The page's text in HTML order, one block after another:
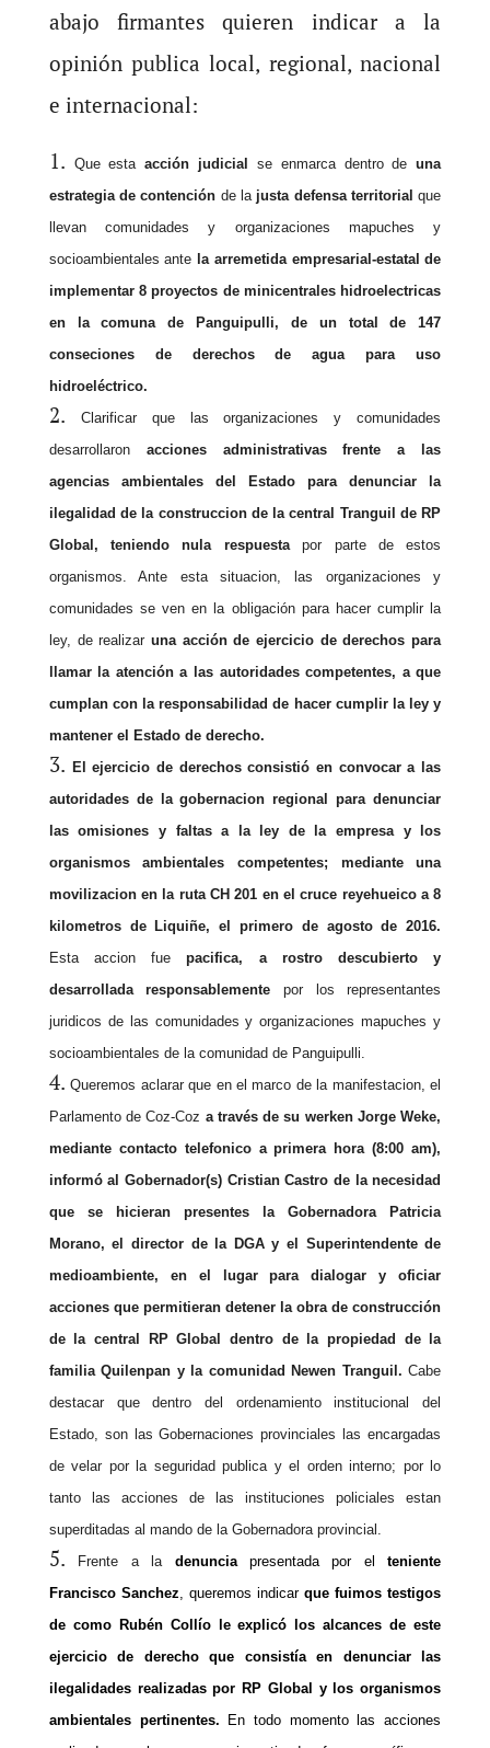
abajo firmantes quieren indicar a la
opinión publica local, regional, nacional
e internacional:
Que estaacción judicial se enmarca dentro deuna
estrategia de contención de la justa defensa territorial que
llevan comunidades y organizaciones mapuches y
socioambientales ante la arremetida empresarial-estatal de
implementar 8 proyectos de minicentrales hidroelectricas
en la comuna de Panguipulli, de un total de 147
conseciones de derechos de agua para uso
hidroeléctrico.
Clarificar que las organizaciones y comunidades
desarrollaron acciones administrativas frente a las
agencias ambientales del Estado para denunciar la
ilegalidad de la construccion de la central Tranguil de RP
Global, teniendo nula respuestapor parte de estos
organismos. Ante esta situacion, las organizaciones y
comunidades se ven en la obligación para hacer cumplir la
ley, de realizar una acción de ejercicio de derechos para
llamar la atención a las autoridades competentes, a que
cumplan con la responsabilidad de hacer cumplir la ley y
mantener el Estado de derecho.
El ejercicio de derechos consistió en convocar a las
autoridades de la gobernacion regional para denunciar
las omisiones y faltas a la ley de la empresa y los
organismos ambientales competentes; mediante una
movilizacion en la ruta CH 201 en el cruce reyehueico a 8
kilometros de Liquiñe, el primero de agosto de 2016.
Esta accion fuepacifica, a rostro descubierto y
desarrollada responsablemente por los representantes
juridicos de las comunidades y organizaciones mapuches y
socioambientales de la comunidad de Panguipulli.
Queremos aclarar que en el marco de la manifestacion, el
Parlamento de Coz-Coz a través de su werken Jorge Weke,
mediante contacto telefonico a primera hora (8:00 am),
informó al Gobernador(s) Cristian Castro de la necesidad
que se hicieran presentes la Gobernadora Patricia
Morano, el director de la DGA y el Superintendente de
medioambiente, en el lugar para dialogar y oficiar
acciones que permitieran detener la obra de construcción
de la central RP Global dentro de la propiedad de la
familia Quilenpan y la comunidad Newen Tranguil. Cabe
destacar que dentro del ordenamiento institucional del
Estado, son las Gobernaciones provinciales las encargadas
de velar por la seguridad publica y el orden interno; por lo
tanto las acciones de las instituciones policiales estan
superditadas al mando de la Gobernadora provincial.
Frente a la denunciapresentada por elteniente
Francisco Sanchez , queremos indicarque fuimos testigos
de como Rubén Collío le explicó los alcances de este
ejercicio de derecho que consistía en denunciar las
ilegalidades realizadas por RP Global y los organismos
ambientales pertinentes. En todo momento las acciones